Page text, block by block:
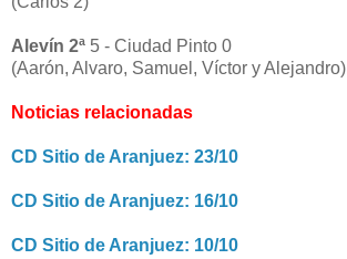
Alevín 2ª 5 - Ciudad Pinto 0
(Aarón, Alvaro, Samuel, Víctor y Alejandro)
Noticias relacionadas
CD Sitio de Aranjuez: 23/10
CD Sitio de Aranjuez: 16/10
CD Sitio de Aranjuez: 10/10